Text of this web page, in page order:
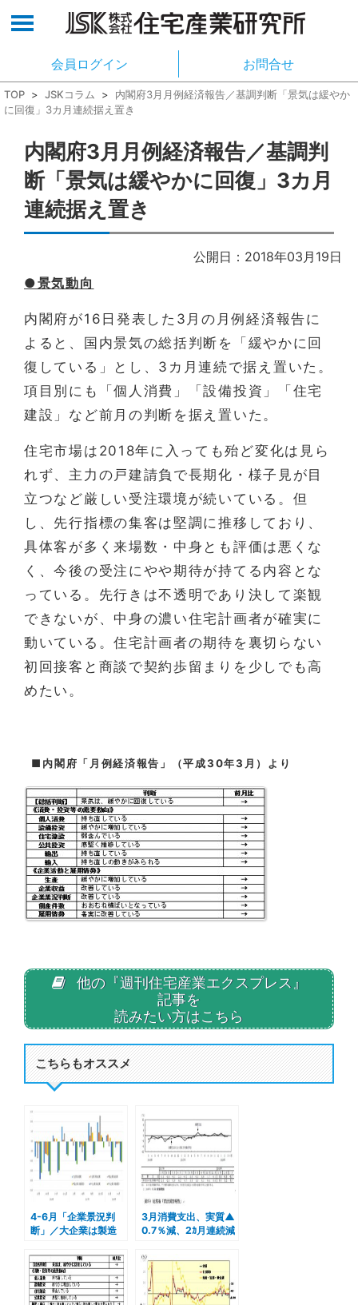
会員ログイン お問合せ
TOP > JSKコラム > 内閣府3月月例経済報告／基調判断「景気は緩やか
に回復」3カ月連続据え置き
内閣府3月月例経済報告／基調判
断「景気は緩やかに回復」3カ月
連続据え置き
公開日：2018年03月19日
●景気動向
内閣府が16日発表した3月の月例経済報告に
よると、国内景気の総括判断を「緩やかに回
復している」とし、3カ月連続で据え置いた。
項目別にも「個人消費」「設備投資」「住宅
建設」など前月の判断を据え置いた。
住宅市場は2018年に入っても殆ど変化は見ら
れず、主力の戸建請負で長期化・様子見が目
立つなど厳しい受注環境が続いている。但
し、先行指標の集客は堅調に推移しており、
具体客が多く来場数・中身とも評価は悪くな
く、今後の受注にやや期待が持てる内容とな
っている。先行きは不透明であり決して楽観
できないが、中身の濃い住宅計画者が確実に
動いている。住宅計画者の期待を裏切らない
初回接客と商談で契約歩留まりを少しでも高
めたい。
■内閣府「月例経済報告」（平成30年3月）より
他の『週刊住宅産業エクスプレス』
記事を
読みたい方はこちら
こちらもオススメ
4-6月「企業景況判
断」／大企業は製造
半期ぶりマイナス
3月消費支出、実質▲
0.7％減、2ｶ月連続減